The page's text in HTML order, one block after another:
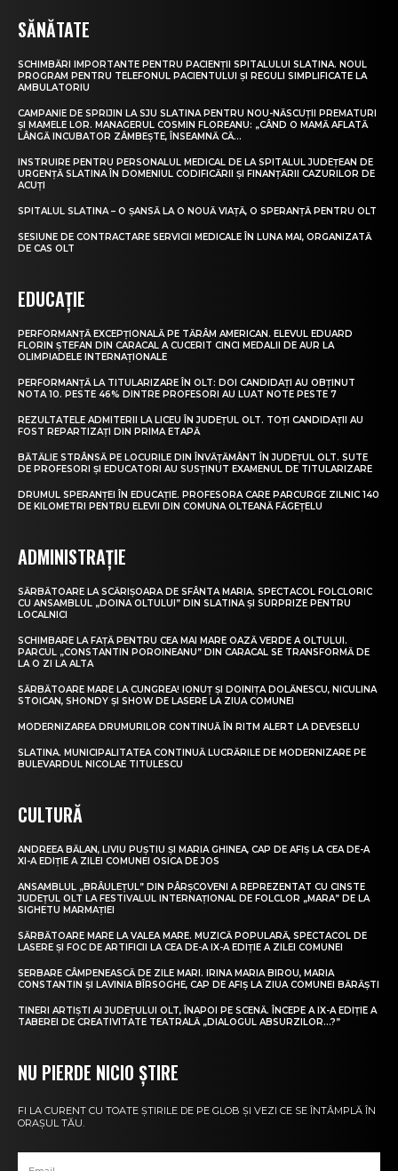
SĂNĂTATE
SCHIMBĂRI IMPORTANTE PENTRU PACIENȚII SPITALULUI SLATINA. NOUL
PROGRAM PENTRU TELEFONUL PACIENTULUI ȘI REGULI SIMPLIFICATE LA
AMBULATORIU
CAMPANIE DE SPRIJIN LA SJU SLATINA PENTRU NOU-NĂSCUȚII PREMATURI
ȘI MAMELE LOR. MANAGERUL COSMIN FLOREANU: „CÂND O MAMĂ AFLATĂ
LÂNGĂ INCUBATOR ZÂMBEȘTE, ÎNSEAMNĂ CĂ...
INSTRUIRE PENTRU PERSONALUL MEDICAL DE LA SPITALUL JUDEȚEAN DE
URGENȚĂ SLATINA ÎN DOMENIUL CODIFICĂRII ȘI FINANȚĂRII CAZURILOR DE
ACUȚI
SPITALUL SLATINA – O ȘANSĂ LA O NOUĂ VIAȚĂ, O SPERANȚĂ PENTRU OLT
SESIUNE DE CONTRACTARE SERVICII MEDICALE ÎN LUNA MAI, ORGANIZATĂ
DE CAS OLT
EDUCAȚIE
PERFORMANȚĂ EXCEPȚIONALĂ PE TĂRÂM AMERICAN. ELEVUL EDUARD
FLORIN ȘTEFAN DIN CARACAL A CUCERIT CINCI MEDALII DE AUR LA
OLIMPIADELE INTERNAȚIONALE
PERFORMANȚĂ LA TITULARIZARE ÎN OLT: DOI CANDIDAȚI AU OBȚINUT
NOTA 10. PESTE 46% DINTRE PROFESORI AU LUAT NOTE PESTE 7
REZULTATELE ADMITERII LA LICEU ÎN JUDEȚUL OLT. TOȚI CANDIDAȚII AU
FOST REPARTIZAȚI DIN PRIMA ETAPĂ
BĂTĂLIE STRÂNSĂ PE LOCURILE DIN ÎNVĂȚĂMÂNT ÎN JUDEȚUL OLT. SUTE
DE PROFESORI ȘI EDUCATORI AU SUSȚINUT EXAMENUL DE TITULARIZARE
DRUMUL SPERANȚEI ÎN EDUCAȚIE. PROFESORA CARE PARCURGE ZILNIC 140
DE KILOMETRI PENTRU ELEVII DIN COMUNA OLTEANĂ FĂGEȚELU
ADMINISTRAȚIE
SĂRBĂTOARE LA SCĂRIȘOARA DE SFÂNTA MARIA. SPECTACOL FOLCLORIC
CU ANSAMBLUL „DOINA OLTULUI” DIN SLATINA ȘI SURPRIZE PENTRU
LOCALNICI
SCHIMBARE LA FAȚĂ PENTRU CEA MAI MARE OAZĂ VERDE A OLTULUI.
PARCUL „CONSTANTIN POROINEANU” DIN CARACAL SE TRANSFORMĂ DE
LA O ZI LA ALTA
SĂRBĂTOARE MARE LA CUNGREA! IONUȚ ȘI DOINIȚA DOLĂNESCU, NICULINA
STOICAN, SHONDY ȘI SHOW DE LASERE LA ZIUA COMUNEI
MODERNIZAREA DRUMURILOR CONTINUĂ ÎN RITM ALERT LA DEVESELU
SLATINA. MUNICIPALITATEA CONTINUĂ LUCRĂRILE DE MODERNIZARE PE
BULEVARDUL NICOLAE TITULESCU
CULTURĂ
ANDREEA BĂLAN, LIVIU PUȘTIU ȘI MARIA GHINEA, CAP DE AFIȘ LA CEA DE-A
XI-A EDIȚIE A ZILEI COMUNEI OSICA DE JOS
ANSAMBLUL „BRÂULEȚUL” DIN PÂRȘCOVENI A REPREZENTAT CU CINSTE
JUDEȚUL OLT LA FESTIVALUL INTERNAȚIONAL DE FOLCLOR „MARA” DE LA
SIGHETU MARMAȚIEI
SĂRBĂTOARE MARE LA VALEA MARE. MUZICĂ POPULARĂ, SPECTACOL DE
LASERE ȘI FOC DE ARTIFICII LA CEA DE-A IX-A EDIȚIE A ZILEI COMUNEI
SERBARE CÂMPENEASCĂ DE ZILE MARI. IRINA MARIA BIROU, MARIA
CONSTANTIN ȘI LAVINIA BÎRSOGHE, CAP DE AFIȘ LA ZIUA COMUNEI BĂRĂȘTI
TINERI ARTIȘTI AI JUDEȚULUI OLT, ÎNAPOI PE SCENĂ. ÎNCEPE A IX-A EDIȚIE A
TABEREI DE CREATIVITATE TEATRALĂ „DIALOGUL ABSURZILOR…?”
NU PIERDE NICIO ȘTIRE
FI LA CURENT CU TOATE ȘTIRILE DE PE GLOB ȘI VEZI CE SE ÎNTÂMPLĂ ÎN
ORAȘUL TĂU.